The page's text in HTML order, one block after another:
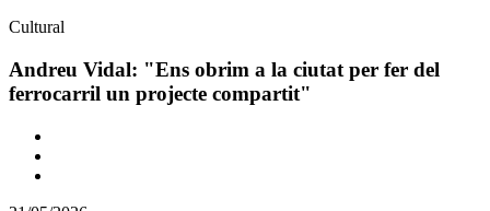
Àmbit
la
notícia
Cultural
Andreu Vidal: "Ens obrim a la ciutat per fer del
ferrocarril un projecte compartit"
Comparteix